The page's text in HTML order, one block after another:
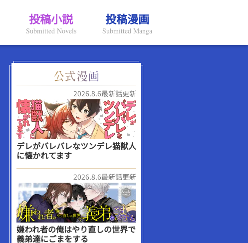
投稿小説
Submitted Novels
投稿漫画
Submitted Manga
2026.8.6最新話更新
デレがバレバレなツンデレ猫獣人
に懐かれてます
2026.8.6最新話更新
嫌われ者の俺はやり直しの世界で
義弟達にごまをする